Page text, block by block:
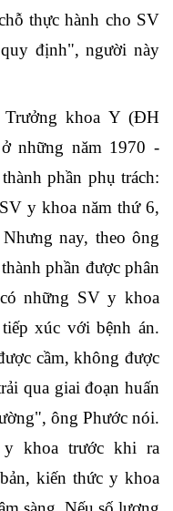
thực hành cho SV
định", người này
Trưởng khoa Y (ĐH
những năm 1970 -
phần phụ trách:
y khoa năm thứ 6,
nay, theo ông
phần được phân
những SV y khoa
xúc với bệnh án.
cầm, không được
qua giai đoạn huấn
ông Phước nói.
y khoa trước khi ra
kiến thức y khoa